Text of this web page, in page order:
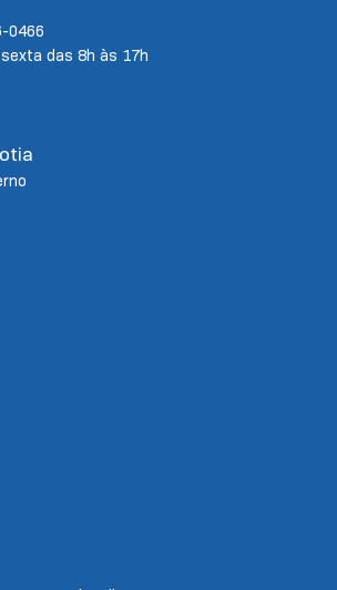
0466
das 8h às 17h